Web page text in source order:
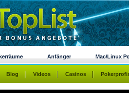
Anfänger Mac/Linux
Blog Videos Casinos